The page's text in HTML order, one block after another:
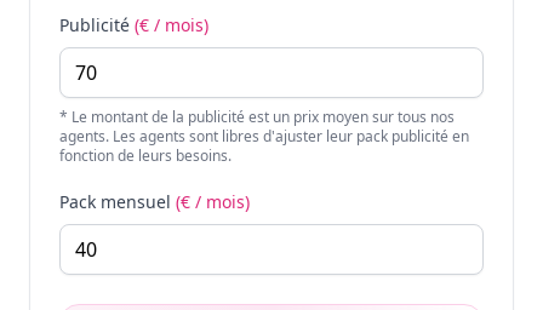
Publicité (€ / mois)
* Le montant de la publicité est un prix moyen sur tous nos
agents. Les agents sont libres d'ajuster leur pack publicité en
fonction de leurs besoins.
Pack mensuel (€ / mois)